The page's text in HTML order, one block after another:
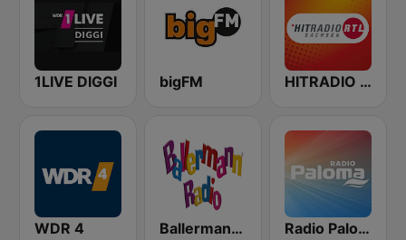
1LIVE DIGGI bigFM HITRADIO RTL Sachsen
WDR 4 Ballermann Radio Radio Paloma